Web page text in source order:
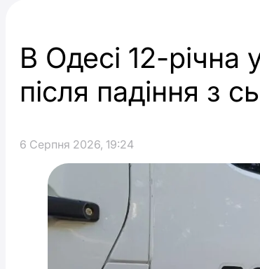
В Одесі 12-річна
після падіння з
6 Серпня 2026, 19:24